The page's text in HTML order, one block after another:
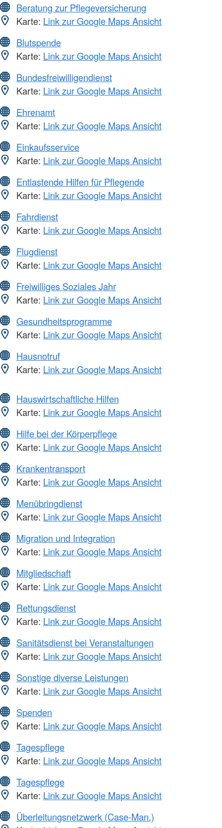
Beratung zur Pflegeversicherung
Karte: Link zur Google Maps Ansicht
Blutspende
Karte: Link zur Google Maps Ansicht
Bundesfreiwilligendienst
Karte: Link zur Google Maps Ansicht
Ehrenamt
Karte: Link zur Google Maps Ansicht
Einkaufsservice
Karte: Link zur Google Maps Ansicht
Entlastende Hilfen für Pflegende
Karte: Link zur Google Maps Ansicht
Fahrdienst
Karte: Link zur Google Maps Ansicht
Flugdienst
Karte: Link zur Google Maps Ansicht
Freiwilliges Soziales Jahr
Karte: Link zur Google Maps Ansicht
Gesundheitsprogramme
Karte: Link zur Google Maps Ansicht
Hausnotruf
Karte: Link zur Google Maps Ansicht
Hauswirtschaftliche Hilfen
Karte: Link zur Google Maps Ansicht
Hilfe bei der Körperpflege
Karte: Link zur Google Maps Ansicht
Krankentransport
Karte: Link zur Google Maps Ansicht
Menübringdienst
Karte: Link zur Google Maps Ansicht
Migration und Integration
Karte: Link zur Google Maps Ansicht
Mitgliedschaft
Karte: Link zur Google Maps Ansicht
Rettungsdienst
Karte: Link zur Google Maps Ansicht
Sanitätsdienst bei Veranstaltungen
Karte: Link zur Google Maps Ansicht
Sonstige diverse Leistungen
Karte: Link zur Google Maps Ansicht
Spenden
Karte: Link zur Google Maps Ansicht
Tagespflege
Karte: Link zur Google Maps Ansicht
Tagespflege
Karte: Link zur Google Maps Ansicht
Überleitungsnetzwerk (Case-Man.)